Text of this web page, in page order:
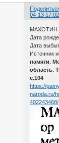
04-13
МАХОТИН
Дата
Дата
Источник
памяти.
область.
с.104
https://
naroda.ru/
402243468/